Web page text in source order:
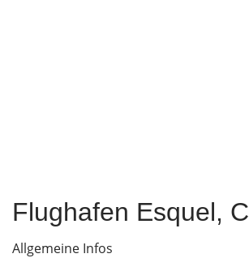
Flughafen Esquel,
Allgemeine Infos